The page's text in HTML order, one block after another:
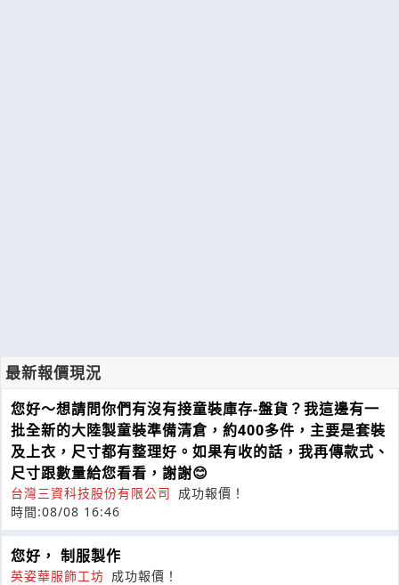
最新報價現況
您好～想請問你們有沒有接童裝庫存-盤貨？我這邊有一
批全新的大陸製童裝準備清倉，約400多件，主要是套裝
及上衣，尺寸都有整理好。如果有收的話，我再傳款式、
尺寸跟數量給您看看，謝謝😊
台灣三資科技股份有限公司 成功報價！
時間:08/08 16:46
您好， 制服製作
英姿華服飾工坊 成功報價！